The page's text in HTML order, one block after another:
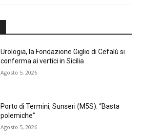
Urologia, la Fondazione Giglio di Cefalù si
conferma ai vertici in Sicilia
Agosto 5, 2026
Porto di Termini, Sunseri (M5S): “Basta
polemiche”
Agosto 5, 2026